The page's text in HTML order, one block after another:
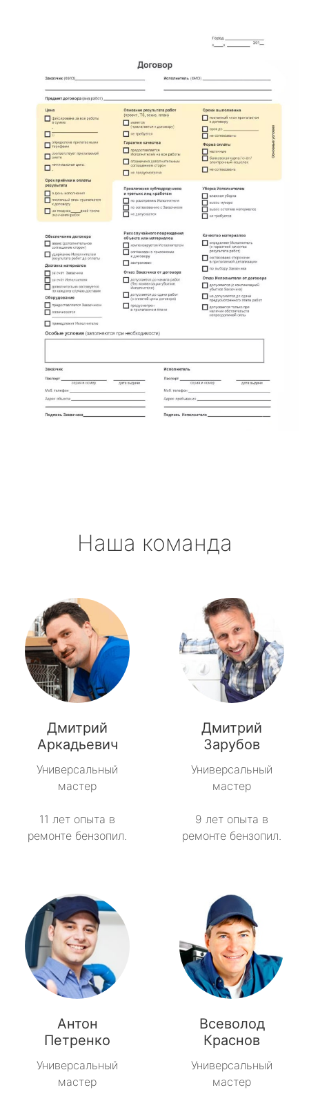
Наша команда
Дмитрий
Аркадьевич
Универсальный
мастер
11 лет опыта в
ремонте бензопил.
Дмитрий
Зарубов
Универсальный
мастер
9 лет опыта в
ремонте бензопил.
Антон
Петренко
Универсальный
мастер
Всеволод
Краснов
Универсальный
мастер